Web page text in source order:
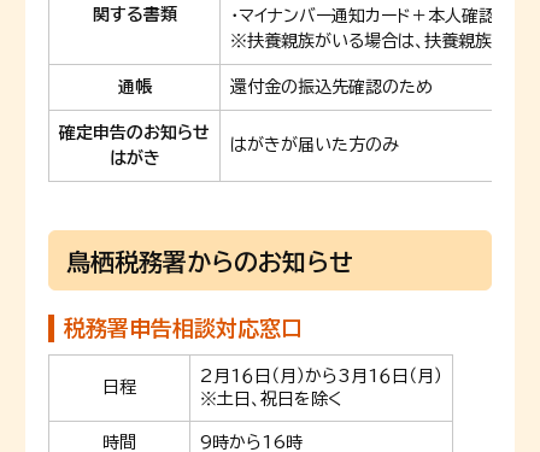
関する書類
・マイナンバー通知カード＋本人確認書類
※扶養親族がいる場合は、扶養親族のマイ
通帳 還付金の振込先確認のため
確定申告のお知らせ
はがき
はがきが届いた方のみ
鳥栖税務署からのお知らせ
税務署申告相談対応窓口
日程
2月1６日（月）から3月1６日（月）
※土日、祝日を除く
時間 9時から16時